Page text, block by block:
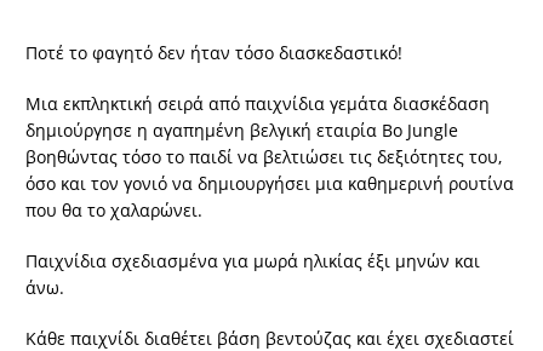
Ποτέ το φαγητό δεν ήταν τόσο διασκεδαστικό!
Μια εκπληκτική σειρά από παιχνίδια γεμάτα διασκέδαση
δημιούργησε η αγαπημένη βελγική εταιρία Bo Jungle
βοηθώντας τόσο το παιδί να βελτιώσει τις δεξιότητες του,
όσο και τον γονιό να δημιουργήσει μια καθημερινή ρουτίνα
που θα το χαλαρώνει.
Παιχνίδια σχεδιασμένα για μωρά ηλικίας έξι μηνών και
άνω.
Κάθε παιχνίδι διαθέτει βάση βεντούζας και έχει σχεδιαστεί